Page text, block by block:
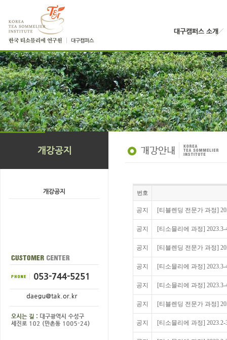
번호
공지 [티블렌딩 전문가 과정]
공지 [티소믈리에 과정]
공지 [티블렌딩 전문가 과정]
공지 [티소믈리에 과정]
공지 [티소믈리에 과정]
공지 [티블렌딩 전문가 과정]
공지 [티소믈리에 과정]